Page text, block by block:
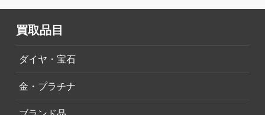
買取品目
ダイヤ・宝石
金・プラチナ